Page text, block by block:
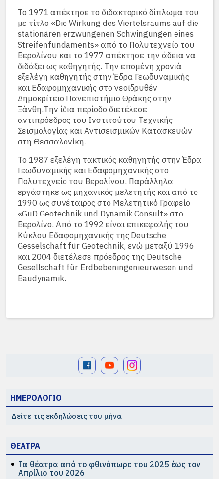
ΗΜΕΡΟΛΟΓΙΟ
Δείτε τις εκδηλώσεις του μήνα
ΘΕΑΤΡΑ
Τα θέατρα από το φθινόπωρο του 2025 έως τον
Απρίλιο του 2026
Το 1971 απέκτησε το διδακτορικό δίπλωμα του
με τίτλο «Die Wirkung des Viertelsraums auf die
stationären erzwungenen Schwingungen eines
Streifenfundaments» από το Πολυτεχνείο του
Βερολίνου και το 1977 απέκτησε την άδεια να
διδάξει ως καθηγητής. Την επομένη χρονιά
εξελέγη καθηγητής στην Έδρα Γεωδυναμικής
και Εδαφομηχανικής στο νεοϊδρυθέν
Δημοκρίτειο Πανεπιστήμιο Θράκης στην
Ξάνθη.Την ίδια περίοδο διετέλεσε
αντιπρόεδρος του Ινστιτούτου Τεχνικής
Σεισμολογίας και Αντισεισμικών Κατασκευών
στη Θεσσαλονίκη.
Το 1987 εξελέγη τακτικός καθηγητής στην Έδρα
Γεωδυναμικής και Εδαφομηχανικής στο
Πολυτεχνείο του Βερολίνου. Παράλληλα
εργάστηκε ως μηχανικός μελετητής και από το
1990 ως συνέταιρος στο Μελετητικό Γραφείο
«GuD Geotechnik und Dynamik Consult» στο
Βερολίνο. Από το 1992 είναι επικεφαλής του
Κύκλου Εδαφομηχανικής της Deutsche
Gesselschaft für Geotechnik, ενώ μεταξύ 1996
και 2004 διετέλεσε πρόεδρος της Deutsche
Gesellschaft für Erdbebeningenieurwesen und
Baudynamik.